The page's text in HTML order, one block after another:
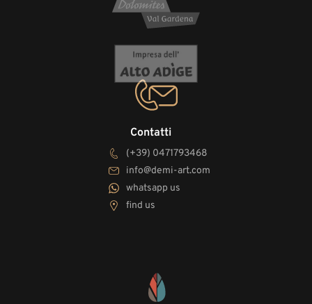
Contatti
(+39) 0471793468
info@demi-art.com
whatsapp us
find us